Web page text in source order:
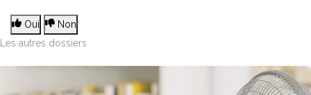
Oui
Non
Les autres dossiers